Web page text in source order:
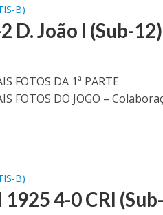
B)
D. João I (Sub-12)
FOTOS DA 1ª PARTE
FOTOS DO JOGO –
B)
4-0 CRI